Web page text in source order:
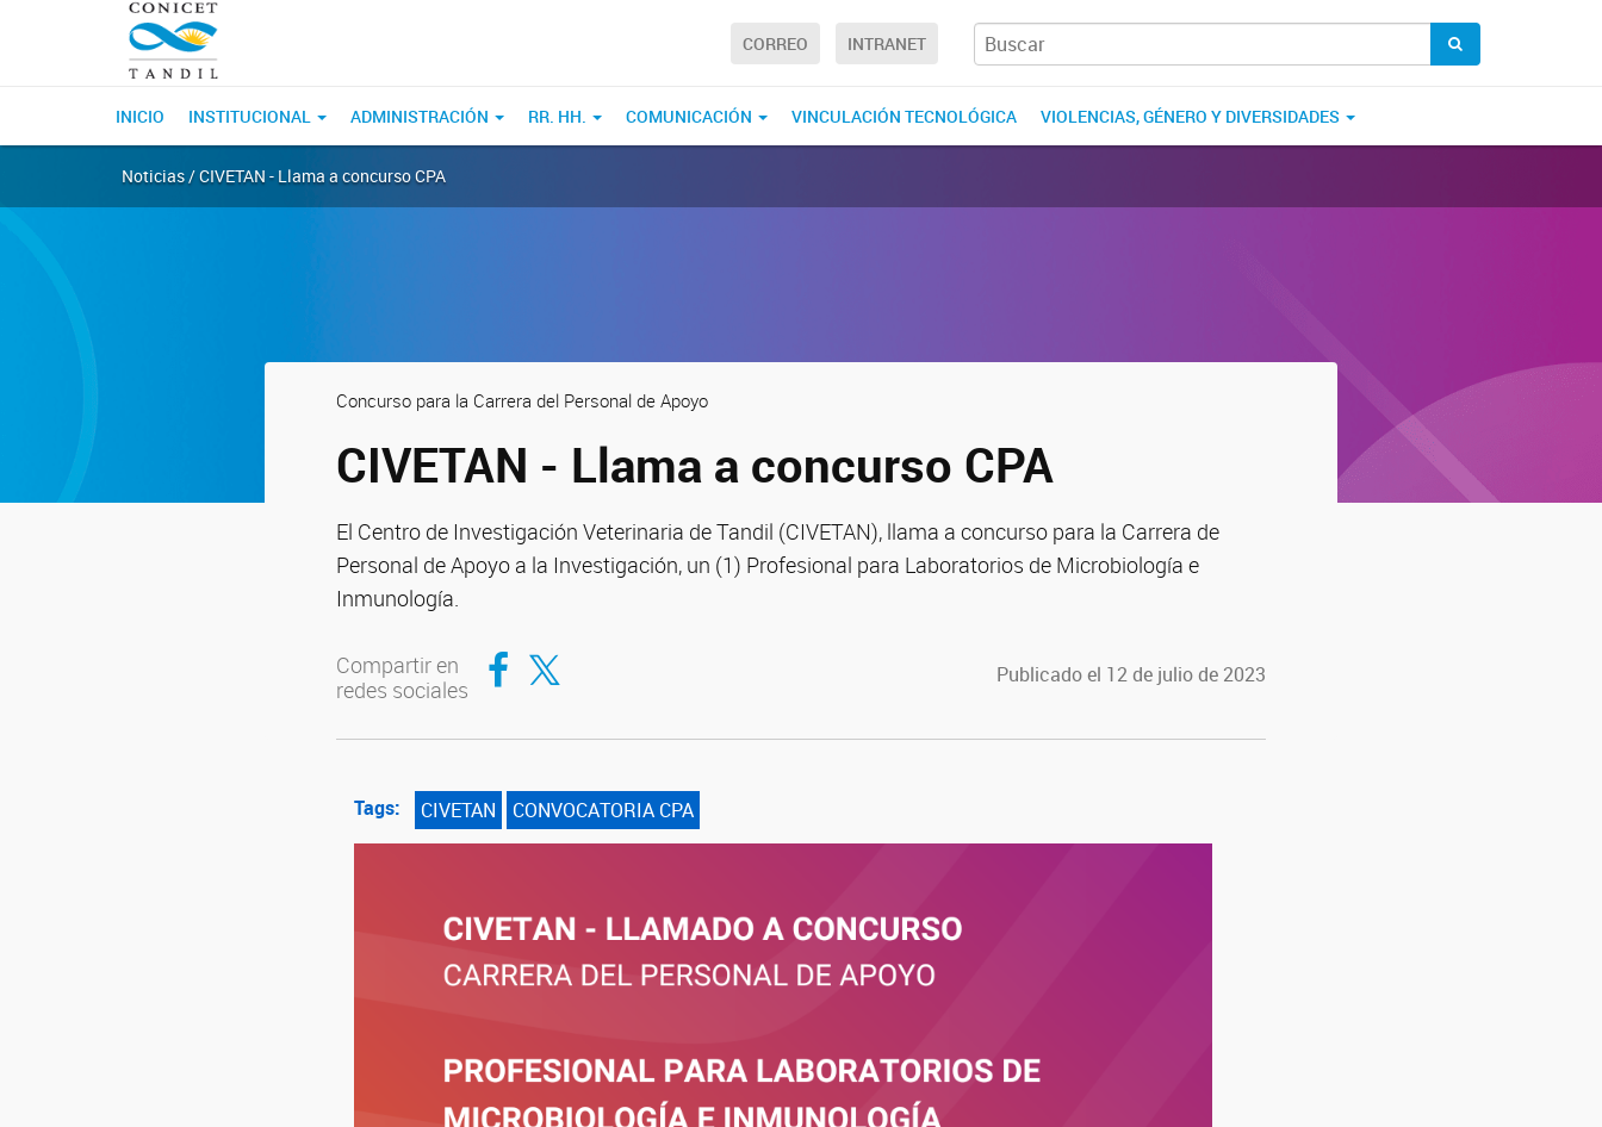
CORREO INTRANET
INICIO INSTITUCIONAL ADMINISTRACIÓN RR. HH. COMUNICACIÓN VINCULACIÓN TECNOLÓGICA VIOLENCIAS, GÉNERO Y DIVERSIDADES
Noticias / CIVETAN - Llama a concurso CPA
Concurso para la Carrera del Personal de Apoyo
CIVETAN - Llama a concurso CPA
El Centro de Investigación Veterinaria de Tandil (CIVETAN), llama a concurso para la Carrera de
Personal de Apoyo a la Investigación, un (1) Profesional para Laboratorios de Microbiología e
Inmunología.
Compartir en
redes sociales
Compartir en Facebook
Compartir en Twitter Publicado el 12 de julio de 2023
Tags: CIVETAN CONVOCATORIA CPA